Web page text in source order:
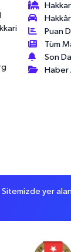
Puan
Tüm
Son
Haber
yer